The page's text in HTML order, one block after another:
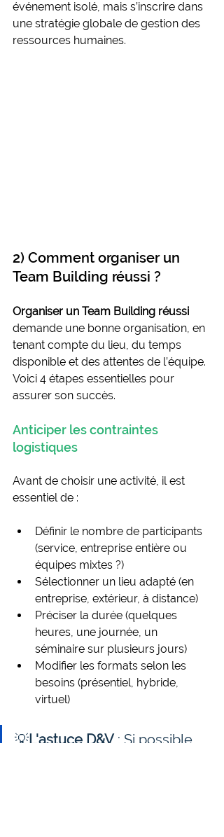
événement isolé, mais s’inscrire dans
une stratégie globale de gestion des
ressources humaines.
2) Comment organiser un
Team Building réussi ?
Organiser un Team Building réussi
demande une bonne organisation, en
tenant compte du lieu, du temps
disponible et des attentes de l’équipe.
Voici 4 étapes essentielles pour
assurer son succès.
Anticiper les contraintes
logistiques
Avant de choisir une activité, il est
essentiel de :
Définir le nombre de participants
(service, entreprise entière ou
équipes mixtes ?)
Sélectionner un lieu adapté (en
entreprise, extérieur, à distance)
Préciser la durée (quelques
heures, une journée, un
séminaire sur plusieurs jours)
Modifier les formats selon les
besoins (présentiel, hybride,
virtuel)
💡L'astuce D&V : Si possible,